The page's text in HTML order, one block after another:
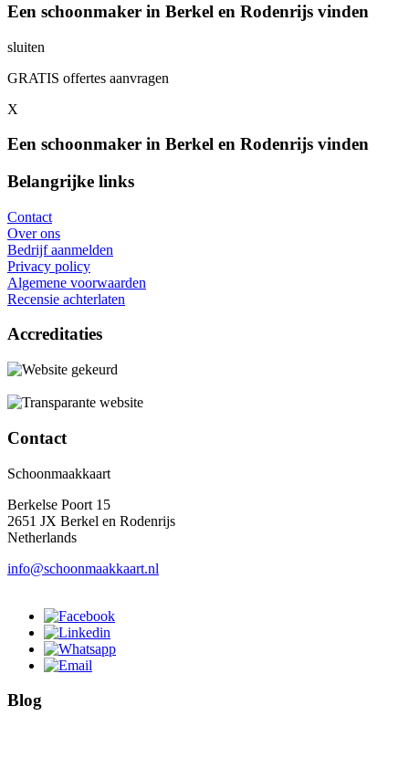
Een schoonmaker in Berkel en Rodenrijs vinden
sluiten
GRATIS offertes aanvragen
X
Een schoonmaker in Berkel en Rodenrijs vinden
Belangrijke links
Contact
Over ons
Bedrijf aanmelden
Privacy policy
Algemene voorwaarden
Recensie achterlaten
Accreditaties
Contact
Schoonmaakkaart
Berkelse Poort 15
2651 JX Berkel en Rodenrijs
Netherlands
info@schoonmaakkaart.nl
Blog